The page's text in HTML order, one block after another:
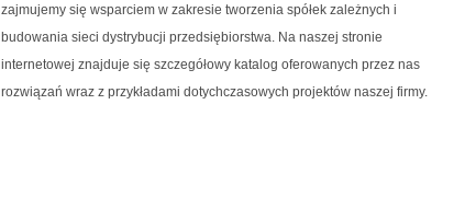
zajmujemy się wsparciem w zakresie tworzenia spółek zależnych i
budowania sieci dystrybucji przedsiębiorstwa. Na naszej stronie
internetowej znajduje się szczegółowy katalog oferowanych przez nas
rozwiązań wraz z przykładami dotychczasowych projektów naszej firmy.